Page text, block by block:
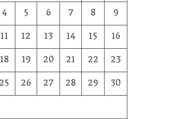
4 5 6 7 8
9
11 12 13 14 15
16
18 19 20 21 22
23
25 26 27 28 29
30